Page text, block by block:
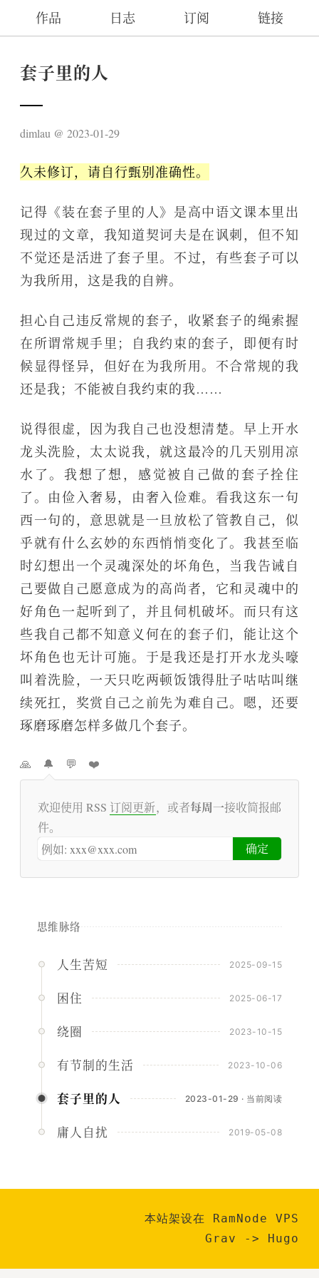
作品 日志 订阅 链接
套子里的人
dimlau 2023-01-29
久未修订，请自行甄别准确性。
记得《装在套子里的人》是高中语文课本里出
现过的文章，我知道契诃夫是在讽刺，但不知
不觉还是活进了套子里。不过，有些套子可以
为我所用，这是我的自辨。
担心自己违反常规的套子，收紧套子的绳索握
在所谓常规手里；自我约束的套子，即便有时
候显得怪异，但好在为我所用。不合常规的我
还是我；不能被自我约束的我……
说得很虚，因为我自己也没想清楚。早上开水
龙头洗脸，太太说我，就这最冷的几天别用凉
水了。我想了想，感觉被自己做的套子拴住
了。由俭入奢易，由奢入俭难。看我这东一句
西一句的，意思就是一旦放松了管教自己，似
乎就有什么玄妙的东西悄悄变化了。我甚至临
时幻想出一个灵魂深处的坏角色，当我告诫自
己要做自己愿意成为的高尚者，它和灵魂中的
好角色一起听到了，并且伺机破坏。而只有这
些我自己都不知意义何在的套子们，能让这个
坏角色也无计可施。于是我还是打开水龙头嚎
叫着洗脸，一天只吃两顿饭饿得肚子咕咕叫继
续死扛，奖赏自己之前先为难自己。嗯，还要
琢磨琢磨怎样多做几个套子。
🙏 🔔 💬 ❤️
欢迎使用 RSS 订阅更新，或者每周一接收简报邮
件。
思维脉络
人生苦短 2025-09-15
困住 2025-06-17
绕圈 2023-10-15
有节制的生活 2023-10-06
套子里的人 2023-01-29 · 当前阅读
庸人自扰 2019-05-08
本站架设在 RamNode VPS
Grav
-> Hugo